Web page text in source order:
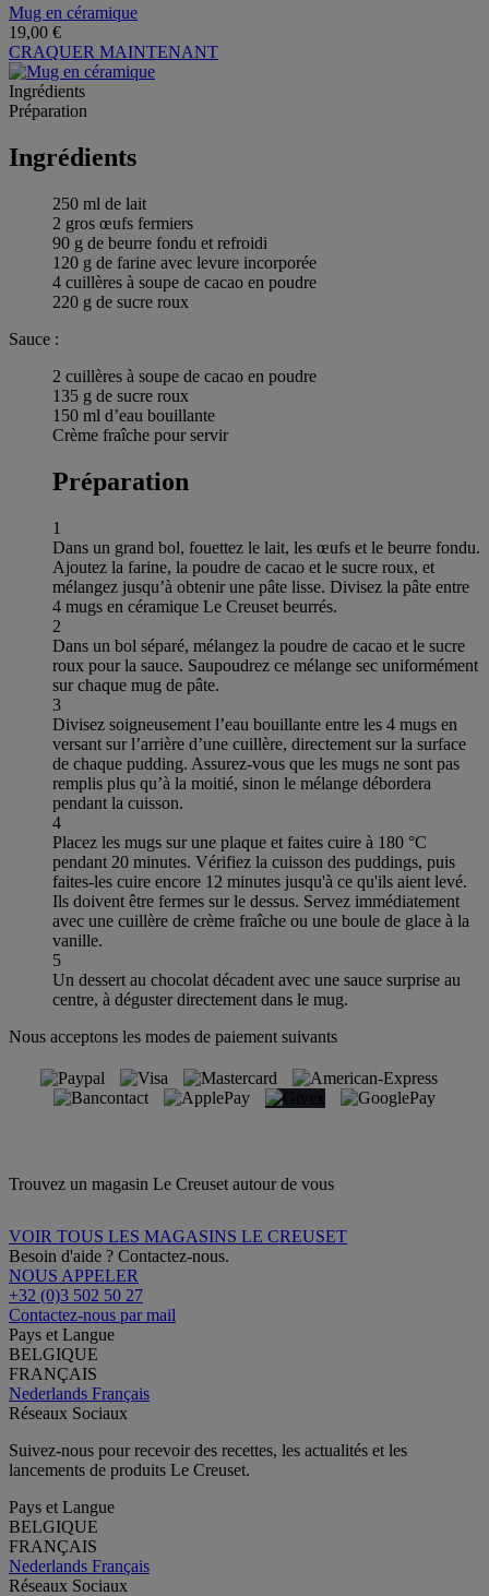
Mug en céramique
19,00 €
CRAQUER MAINTENANT
Ingrédients
Préparation
Ingrédients
250 ml de lait
2 gros œufs fermiers
90 g de beurre fondu et refroidi
120 g de farine avec levure incorporée
4 cuillères à soupe de cacao en poudre
220 g de sucre roux
Sauce :
2 cuillères à soupe de cacao en poudre
135 g de sucre roux
150 ml d’eau bouillante
Crème fraîche pour servir
Préparation
1
Dans un grand bol, fouettez le lait, les œufs et le beurre fondu.
Ajoutez la farine, la poudre de cacao et le sucre roux, et
mélangez jusqu’à obtenir une pâte lisse. Divisez la pâte entre
4 mugs en céramique Le Creuset beurrés.
2
Dans un bol séparé, mélangez la poudre de cacao et le sucre
roux pour la sauce. Saupoudrez ce mélange sec uniformément
sur chaque mug de pâte.
3
Divisez soigneusement l’eau bouillante entre les 4 mugs en
versant sur l’arrière d’une cuillère, directement sur la surface
de chaque pudding. Assurez-vous que les mugs ne sont pas
remplis plus qu’à la moitié, sinon le mélange débordera
pendant la cuisson.
4
Placez les mugs sur une plaque et faites cuire à 180 °C
pendant 20 minutes. Vérifiez la cuisson des puddings, puis
faites-les cuire encore 12 minutes jusqu'à ce qu'ils aient levé.
Ils doivent être fermes sur le dessus. Servez immédiatement
avec une cuillère de crème fraîche ou une boule de glace à la
vanille.
5
Un dessert au chocolat décadent avec une sauce surprise au
centre, à déguster directement dans le mug.
Nous acceptons les modes de paiement suivants
Trouvez un magasin Le Creuset autour de vous
VOIR TOUS LES MAGASINS LE CREUSET
Besoin d'aide ? Contactez-nous.
NOUS APPELER
+32 (0)3 502 50 27
Contactez-nous par mail
Pays et Langue
BELGIQUE
FRANÇAIS
Nederlands Français
Réseaux Sociaux
Suivez-nous pour recevoir des recettes, les actualités et les
lancements de produits Le Creuset.
Pays et Langue
BELGIQUE
FRANÇAIS
Nederlands Français
Réseaux Sociaux